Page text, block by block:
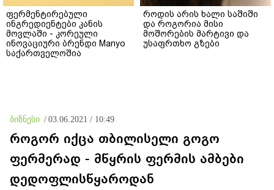
ფერმენტირებული
ინგრედიენტები კანის
მოვლაში - კორეული
ინოვაციური ბრენდი Manyo
საქართველოშია
როდის არის ხალი საშიში
და როგორია მისი
მოშორების მარტივი და
უსაფრთხო გზები
ბიზნესი / 03.06.2021 / 10:49
როგორ იქცა თბილისელი გოგო
ფერმერად - მწყრის ფერმის ამბები
დედოფლისწყაროდან